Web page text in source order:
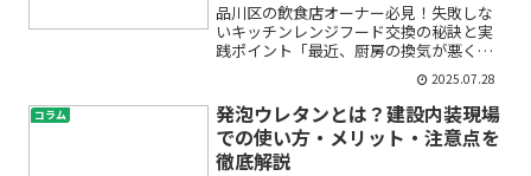
品川区の飲食店オーナー必見！失敗しな
いキッチンレンジフード交換の秘訣と実
践ポイント「最近、厨房の換気が悪くな
ってきた気がする」「レンジフードのメ
ンテナンスってどうすればいいの？」
「交換や清掃にどれくらい費用や手間が
かかるのか不安…」このよう...
2025.07.28
コラム
発泡ウレタンとは？建設内装現場
での使い方・メリット・注意点を
徹底解説